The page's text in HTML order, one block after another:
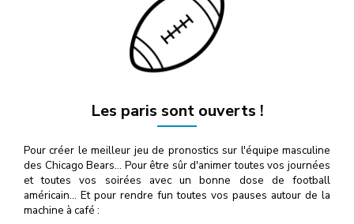
Les paris sont ouverts !
Pour créer le meilleur jeu de pronostics sur l'équipe masculine
des Chicago Bears… Pour être sûr d'animer toutes vos journées
et toutes vos soirées avec un bonne dose de football
américain… Et pour rendre fun toutes vos pauses autour de la
machine à café :